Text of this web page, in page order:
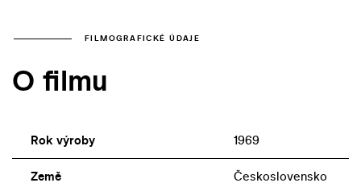
Nezvala ve vizuálně podmanivou a znepokojivou
surrealismu a alegorie dospívání a odráží úzkosti, touhy i
Valerie a týden divů jedním z nejvýraznějších děl
československé nové vlny.
FILMOGRAFICKÉ ÚDAJE
O filmu
Rok výroby 1969
Země Československo